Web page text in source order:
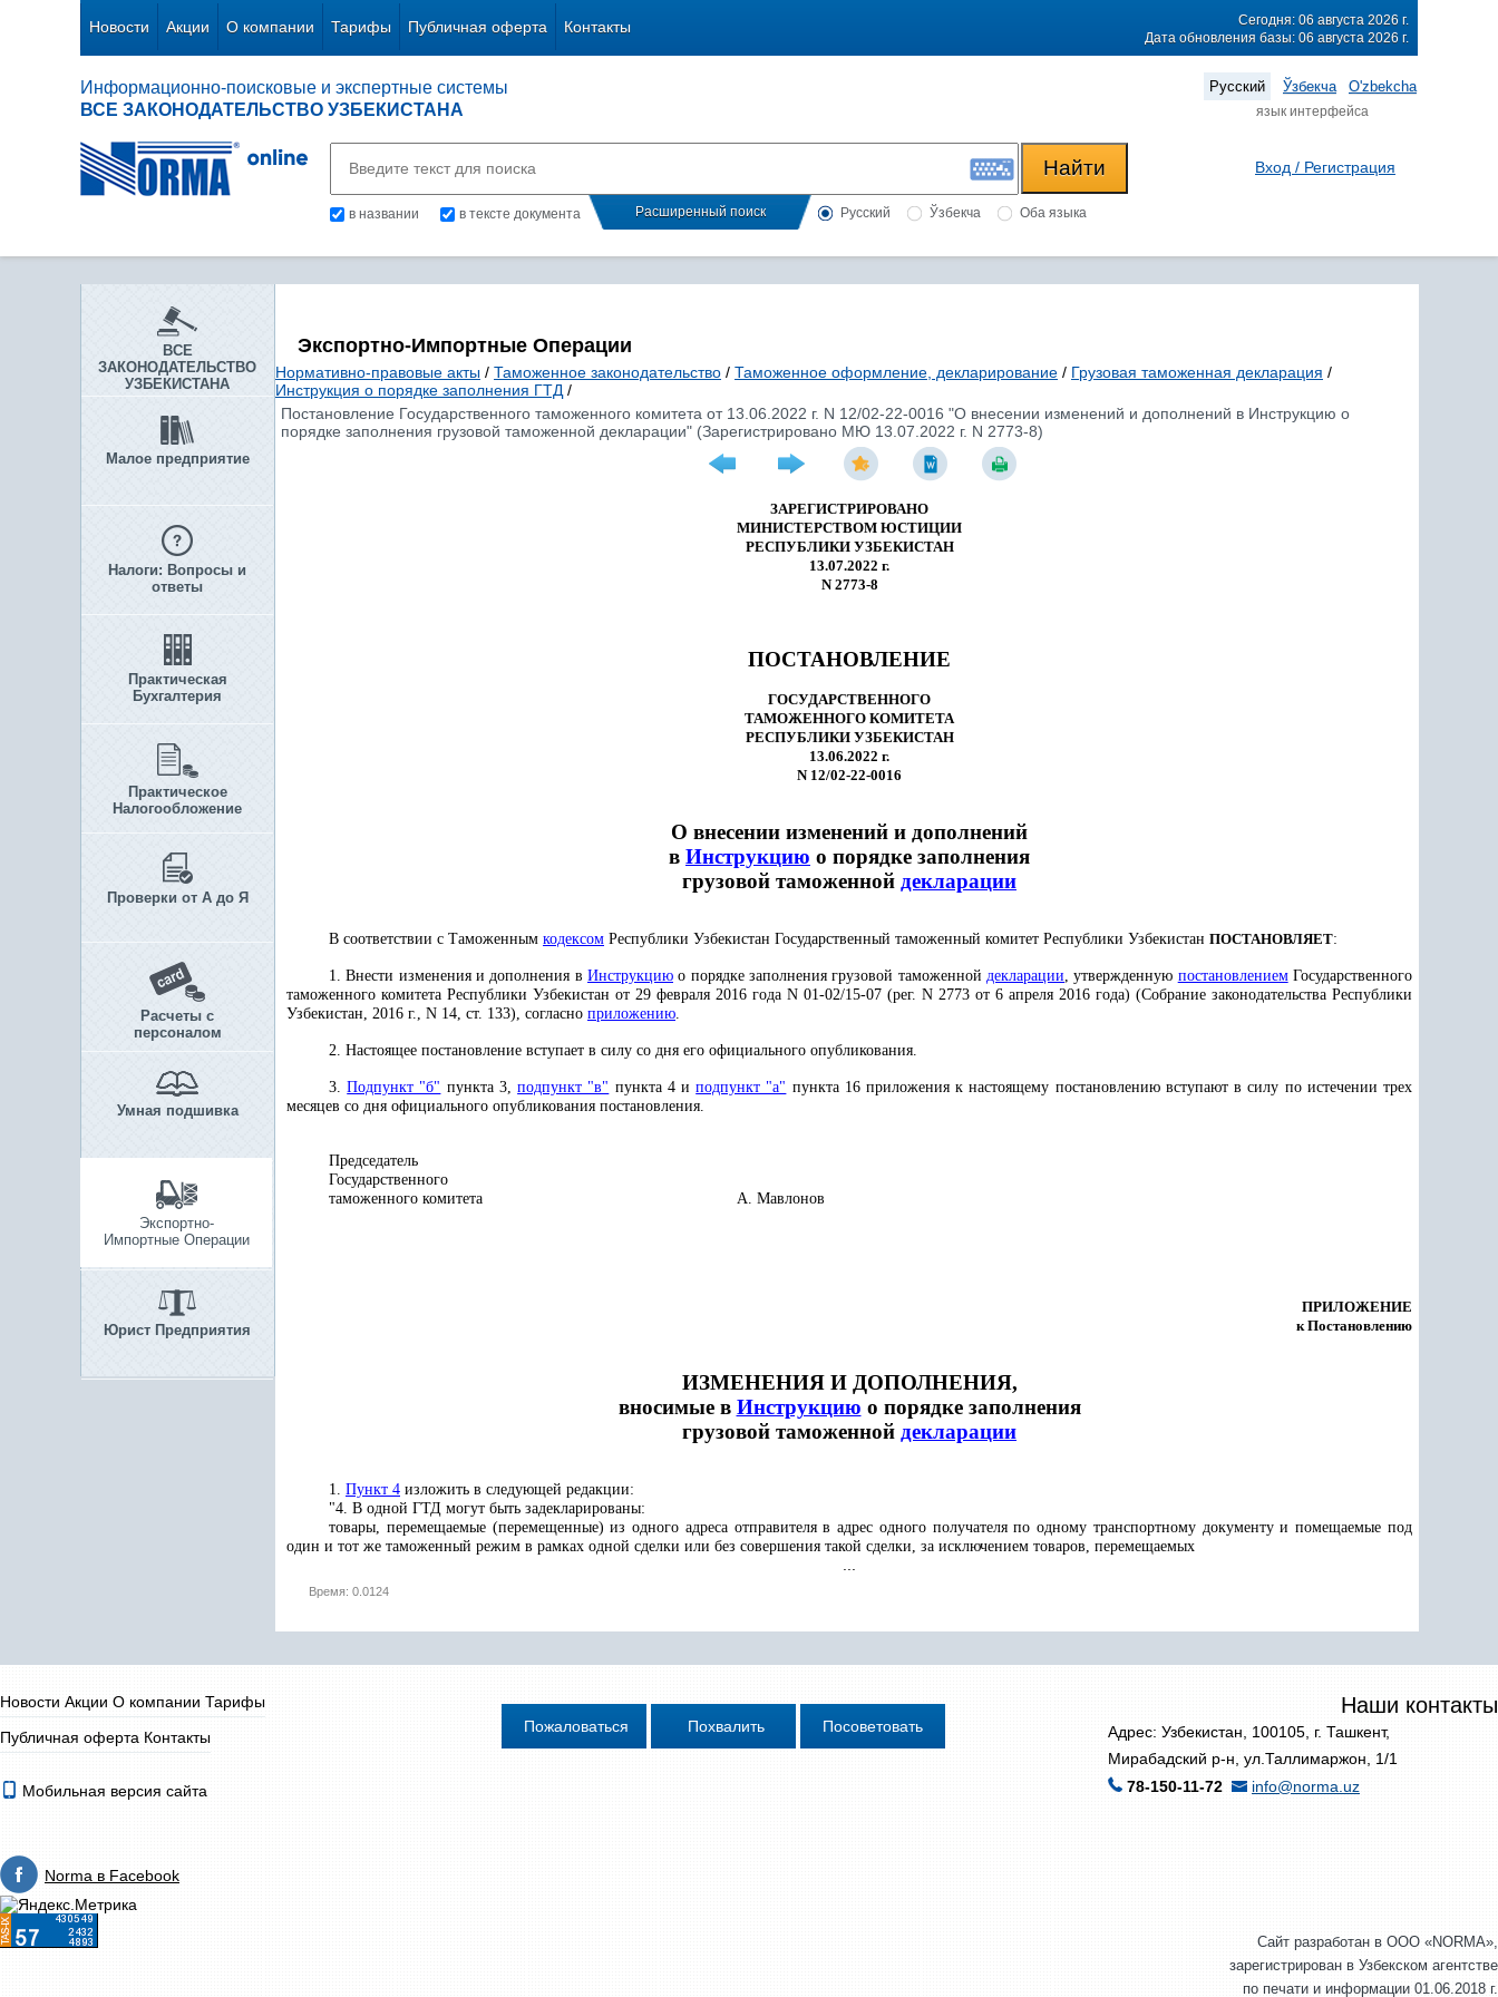
Новости Акции О компании Тарифы Публичная оферта Контакты
Сегодня: 06 августа 2026 г.
Дата обновления базы: 06 августа 2026 г.
Информационно-поисковые и экспертные системы
ВСЕ ЗАКОНОДАТЕЛЬСТВО УЗБЕКИСТАНА
Русский Ўзбекча O'zbekcha
язык интерфейса
в названии в тексте документа Расширенный поиск Русский Ўзбекча Оба языка
Вход / Регистрация
ВСЕ
ЗАКОНОДАТЕЛЬСТВО
УЗБЕКИСТАНА
Малое предприятие
Налоги: Вопросы и
ответы
Практическая
Бухгалтерия
Практическое
Налогообложение
Проверки от А до Я
Расчеты с
персоналом
Умная подшивка
Экспортно-
Импортные Операции
Юрист Предприятия
Экспортно-Импортные Операции
Нормативно-правовые акты / Таможенное законодательство / Таможенное оформление, декларирование / Грузовая таможенная декларация /
Инструкция о порядке заполнения ГТД /
Постановление Государственного таможенного комитета от 13.06.2022 г. N 12/02-22-0016 "О внесении изменений и дополнений в Инструкцию о
порядке заполнения грузовой таможенной декларации" (Зарегистрировано МЮ 13.07.2022 г. N 2773-8)
ЗАРЕГИСТРИРОВАНО
МИНИСТЕРСТВОМ ЮСТИЦИИ
РЕСПУБЛИКИ УЗБЕКИСТАН
13.07.2022 г.
N 2773-8
ПОСТАНОВЛЕНИЕ
ГОСУДАРСТВЕННОГО
ТАМОЖЕННОГО КОМИТЕТА
РЕСПУБЛИКИ УЗБЕКИСТАН
13.06.2022 г.
N 12/02-22-0016
О внесении изменений и дополнений
в Инструкцию о порядке заполнения
грузовой таможенной декларации
В соответствии с Таможенным кодексом Республики Узбекистан Государственный таможенный комитет Республики Узбекистан ПОСТАНОВЛЯЕТ:
1. Внести изменения и дополнения в Инструкцию о порядке заполнения грузовой таможенной декларации, утвержденную постановлениемГосударственного
таможенного комитета Республики Узбекистан от 29 февраля 2016 года N 01-02/15-07 (рег. N 2773 от 6 апреля 2016 года) (Собрание законодательства Республики
Узбекистан, 2016 г., N 14, ст. 133), согласно приложению.
2. Настоящее постановление вступает в силу со дня его официального опубликования.
3.Подпункт "б" пункта 3,подпункт "в" пункта 4 иподпункт "а" пункта 16 приложения к настоящему постановлению вступают в силу по истечении трех
месяцев со дня официального опубликования постановления.
Председатель
Государственного
таможенного комитета А. Мавлонов
ПРИЛОЖЕНИЕ
к Постановлению
ИЗМЕНЕНИЯ И ДОПОЛНЕНИЯ,
вносимые в Инструкцию о порядке заполнения
грузовой таможенной декларации
1. Пункт 4 изложить в следующей редакции:
"4. В одной ГТД могут быть задекларированы:
товары, перемещаемые (перемещенные) из одного адреса отправителя в адрес одного получателя по одному транспортному документу и помещаемые под
один и тот же таможенный режим в рамках одной сделки или без совершения такой сделки, за исключением товаров, перемещаемых
Время: 0.0124
Новости Акции О компании Тарифы
Публичная оферта Контакты
Наши контакты
Адрес: Узбекистан, 100105, г. Ташкент,
Мирабадский р-н, ул.Таллимаржон, 1/1
78-150-11-72
info@norma.uz
Мобильная версия сайта
Norma в Facebook
Сайт разработан в ООО «NORMA»,
зарегистрирован в Узбекском агентстве
по печати и информации 01.06.2018 г.